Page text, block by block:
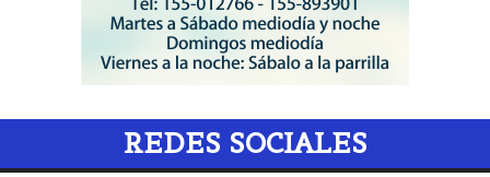
REDES SOCIALES